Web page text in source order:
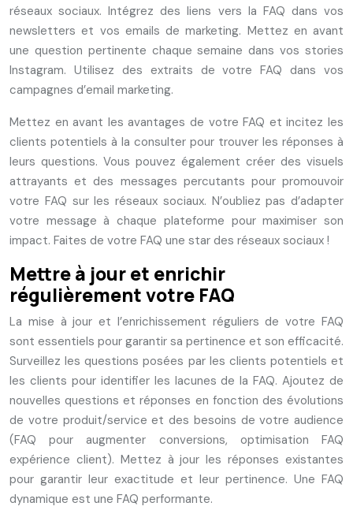
réseaux sociaux. Intégrez des liens vers la FAQ dans vos
newsletters et vos emails de marketing. Mettez en avant
une question pertinente chaque semaine dans vos stories
Instagram. Utilisez des extraits de votre FAQ dans vos
campagnes d’email marketing.
Mettez en avant les avantages de votre FAQ et incitez les
clients potentiels à la consulter pour trouver les réponses à
leurs questions. Vous pouvez également créer des visuels
attrayants et des messages percutants pour promouvoir
votre FAQ sur les réseaux sociaux. N’oubliez pas d’adapter
votre message à chaque plateforme pour maximiser son
impact. Faites de votre FAQ une star des réseaux sociaux !
Mettre à jour et enrichir
régulièrement votre FAQ
La mise à jour et l’enrichissement réguliers de votre FAQ
sont essentiels pour garantir sa pertinence et son efficacité.
Surveillez les questions posées par les clients potentiels et
les clients pour identifier les lacunes de la FAQ. Ajoutez de
nouvelles questions et réponses en fonction des évolutions
de votre produit/service et des besoins de votre audience
(FAQ pour augmenter conversions, optimisation FAQ
expérience client). Mettez à jour les réponses existantes
pour garantir leur exactitude et leur pertinence. Une FAQ
dynamique est une FAQ performante.